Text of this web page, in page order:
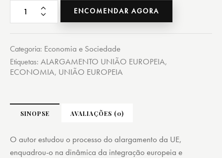
ENCOMENDAR AGORA
Categoria: Economia e Sociedade
Etiquetas: ALARGAMENTO UNIÃO EUROPEIA,
ECONOMIA, UNIÃO EUROPEIA
SINOPSE AVALIAÇÕES (0)
O autor estudou o processo do alargamento da UE,
enquadrou-o na dinâmica da integração europeia e